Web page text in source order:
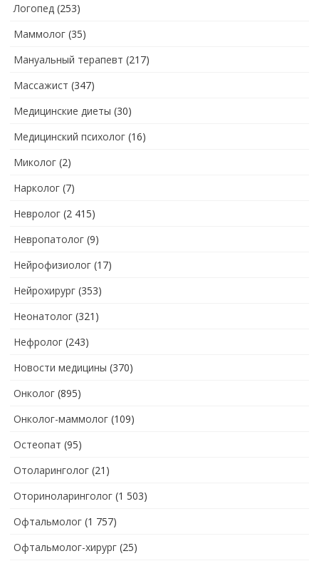
Логопед (253)
Маммолог (35)
Мануальный терапевт (217)
Массажист (347)
Медицинские диеты (30)
Медицинский психолог (16)
Миколог (2)
Нарколог (7)
Невролог (2 415)
Невропатолог (9)
Нейрофизиолог (17)
Нейрохирург (353)
Неонатолог (321)
Нефролог (243)
Новости медицины (370)
Онколог (895)
Онколог-маммолог (109)
Остеопат (95)
Отоларинголог (21)
Оториноларинголог (1 503)
Офтальмолог (1 757)
Офтальмолог-хирург (25)